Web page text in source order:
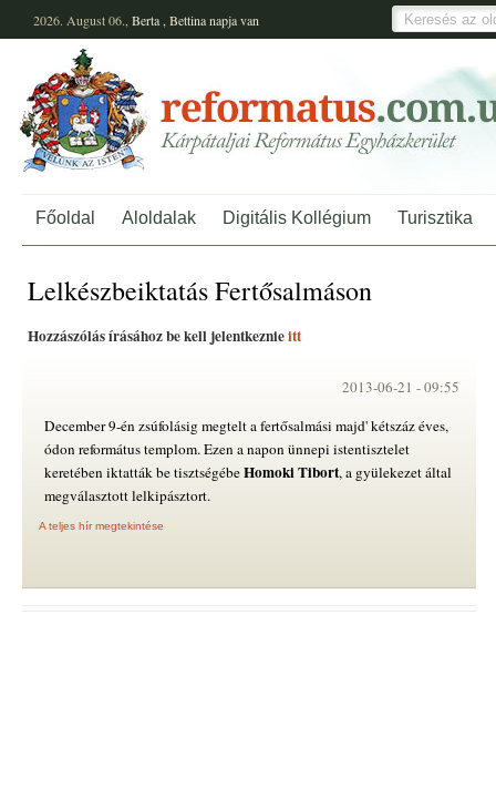
2026. August 06., Berta , Bettinanapja van
Főoldal Aloldalak Digitális Kollégium Turisztika
Lelkészbeiktatás Fertősalmáson
Hozzászólás írásához be kell jelentkeznieitt
2013-06-21 -09:55
December 9-én zsúfolásig megtelt a fertősalmási majd' kétszáz éves,
ódon református templom. Ezen a napon ünnepi istentisztelet
keretében iktatták be tisztségébeHomoki Tibort, a gyülekezet által
megválasztott lelkipásztort.
A teljes hír megtekintése